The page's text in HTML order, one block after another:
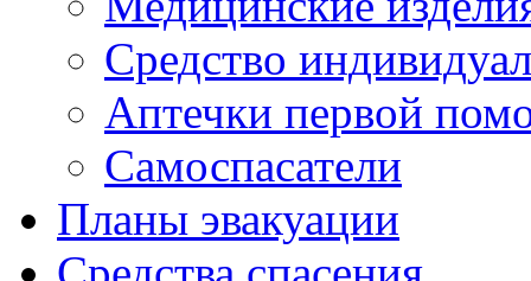
Средство
Аптечки первой
Самоспасатели
Планы эвакуации